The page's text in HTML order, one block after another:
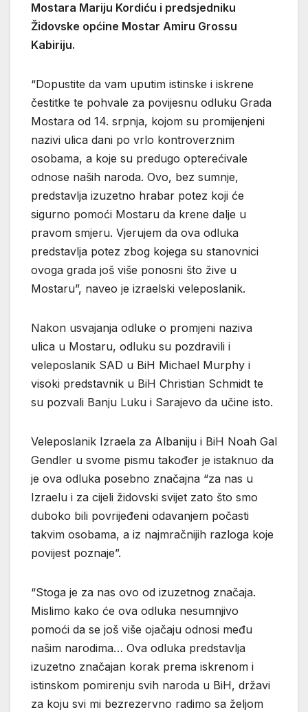
Mostara Mariju Kordiću i predsjedniku
Židovske općine Mostar Amiru Grossu
Kabiriju.
“Dopustite da vam uputim istinske i iskrene
čestitke te pohvale za povijesnu odluku Grada
Mostara od 14. srpnja, kojom su promijenjeni
nazivi ulica dani po vrlo kontroverznim
osobama, a koje su predugo opterećivale
odnose naših naroda. Ovo, bez sumnje,
predstavlja izuzetno hrabar potez koji će
sigurno pomoći Mostaru da krene dalje u
pravom smjeru. Vjerujem da ova odluka
predstavlja potez zbog kojega su stanovnici
ovoga grada još više ponosni što žive u
Mostaru”, naveo je izraelski veleposlanik.
Nakon usvajanja odluke o promjeni naziva
ulica u Mostaru, odluku su pozdravili i
veleposlanik SAD u BiH Michael Murphy i
visoki predstavnik u BiH Christian Schmidt te
su pozvali Banju Luku i Sarajevo da učine isto.
Veleposlanik Izraela za Albaniju i BiH Noah Gal
Gendler u svome pismu također je istaknuo da
je ova odluka posebno značajna “za nas u
Izraelu i za cijeli židovski svijet zato što smo
duboko bili povrijeđeni odavanjem počasti
takvim osobama, a iz najmračnijih razloga koje
povijest poznaje”.
“Stoga je za nas ovo od izuzetnog značaja.
Mislimo kako će ova odluka nesumnjivo
pomoći da se još više ojačaju odnosi među
našim narodima… Ova odluka predstavlja
izuzetno značajan korak prema iskrenom i
istinskom pomirenju svih naroda u BiH, državi
za koju svi mi bezrezervno radimo sa željom